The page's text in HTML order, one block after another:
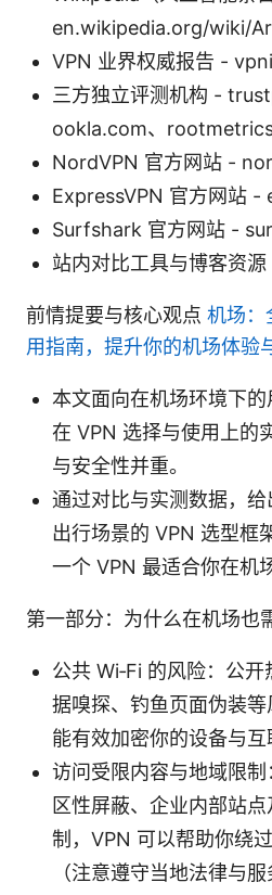
en.wikipedia.org/wiki/
VPN 业界权威报告 -
三方独立评测机构 -
ookla.com、
NordVPN 官方网站 -
ExpressVPN 官方网站
Surfshark 官方网站 -
站内对比工具与博客资
前情提要与核心观点 机场：
用指南，提升你的机场体验
本文面向在机场环境下的
在 VPN 选择与使用上的
与安全性并重。
通过对比与实测数据，
出行场景的 VPN 选型框
一个 VPN 最适合你在机
第一部分：为什么在机场也
公共 Wi‑Fi 的风险：公
据嗅探、钓鱼页面伪装
能有效加密你的设备与互
访问受限内容与地域限
区性屏蔽、企业内部站
制，VPN 可以帮助你绕
（注意遵守当地法律与服